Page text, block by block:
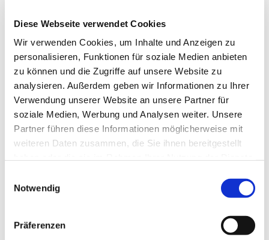
Diese Webseite verwendet Cookies
Wir verwenden Cookies, um Inhalte und Anzeigen zu
personalisieren, Funktionen für soziale Medien anbieten
zu können und die Zugriffe auf unsere Website zu
analysieren. Außerdem geben wir Informationen zu Ihrer
Verwendung unserer Website an unsere Partner für
soziale Medien, Werbung und Analysen weiter. Unsere
Partner führen diese Informationen möglicherweise mit
weiteren Daten zusammen, die Sie ihnen bereitgestellt
Notwendig
Präferenzen
Dies könnte Sie auch